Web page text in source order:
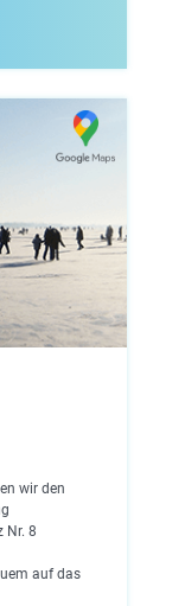
wir den
Nr. 8
auf das